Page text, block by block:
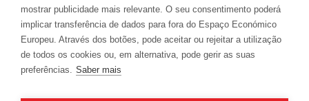
mostrar publicidade mais relevante. O seu consentimento poderá
implicar transferência de dados para fora do Espaço Económico
Europeu. Através dos botões, pode aceitar ou rejeitar a utilização
de todos os cookies ou, em alternativa, pode gerir as suas
preferências. Saber mais